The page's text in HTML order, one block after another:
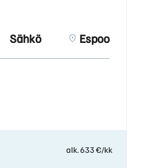
Sähkö Espoo
alk. 633 €/kk